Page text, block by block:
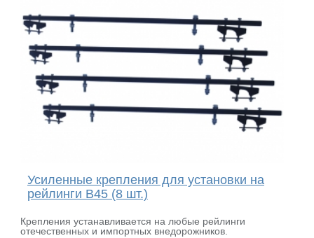
Усиленные крепления для установки на
рейлинги B45 (8 шт.)
Крепления устанавливается на любые рейлинги
отечественных и импортных внедорожников.